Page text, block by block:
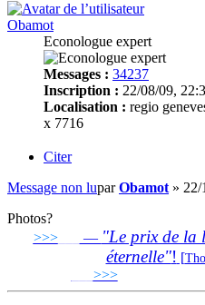
Obamot
Econologue expert
Messages : 34237
Inscription : 22/08/09,
Localisation : regio
x 7716
Citer
Message non luparObamot » 22/
Photos?
>>>___ — "Le prix de la
éternelle"! [
>>>